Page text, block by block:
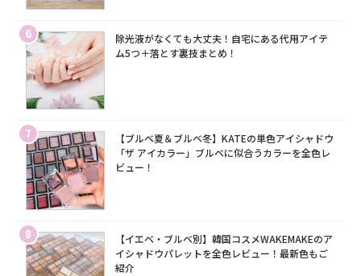
6
除光液がなくても大丈夫！自宅にある代用アイテ
ム5つ＋落とす裏技まとめ！
7
【ブルベ夏＆ブルベ冬】KATEの単色アイシャドウ
「ザ アイカラー」ブルベに似合うカラーを全色レ
ビュー！
8
【イエベ・ブルベ別】韓国コスメWAKEMAKEのア
イシャドウパレットを全色レビュー！最新色もご
紹介